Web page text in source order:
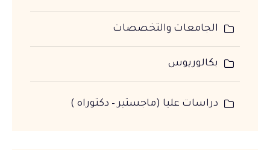
الجامعات والتخصصات
بكالوريوس
دراسات عليا (ماجستير – دكتوراه )